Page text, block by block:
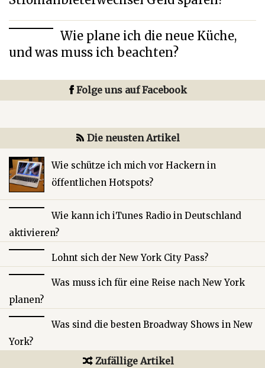
Wie plane ich die neue Küche,
und was muss ich beachten?
Folge uns auf Facebook
Die neusten Artikel
Wie schütze ich mich vor Hackern in
öffentlichen Hotspots?
Wie kann ich iTunes Radio in Deutschland
aktivieren?
Lohnt sich der New York City Pass?
Was muss ich für eine Reise nach New York
planen?
Was sind die besten Broadway Shows in New
York?
Zufällige Artikel